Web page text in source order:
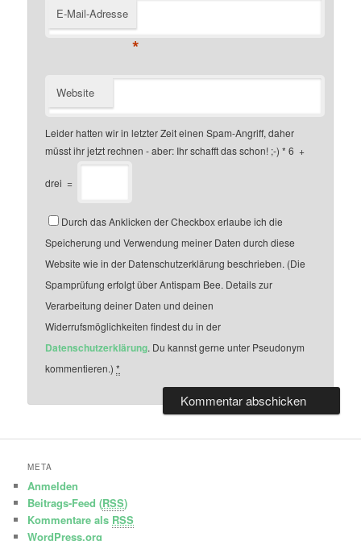
E-Mail-Adresse
*
Website
Leider hatten wir in letzter Zeit einen Spam-Angriff, daher
müsst ihr jetzt rechnen - aber: Ihr schafft das schon! ;-) * 6 +
drei =
Durch das Anklicken der Checkbox erlaube ich die
Speicherung und Verwendung meiner Daten durch diese
Website wie in der Datenschutzerklärung beschrieben. (Die
Spamprüfung erfolgt über Antispam Bee. Details zur
Verarbeitung deiner Daten und deinen
Widerrufsmöglichkeiten findest du in der
Datenschutzerklärung. Du kannst gerne unter Pseudonym
kommentieren.)*
META
Anmelden
Beitrags-Feed (RSS)
Kommentare als RSS
WordPress.org